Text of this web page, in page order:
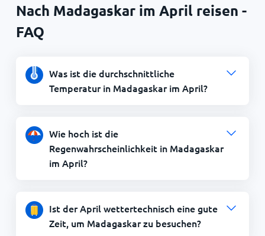
Nach Madagaskar im April reisen -
FAQ
Was ist die durchschnittliche
Temperatur in Madagaskar im April?
Wie hoch ist die
Regenwahrscheinlichkeit in Madagaskar
im April?
Ist der April wettertechnisch eine gute
Zeit, um Madagaskar zu besuchen?